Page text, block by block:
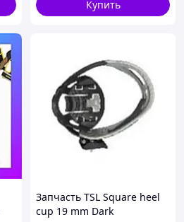
Купить
Запчасть TSL Square heel
cup 19 mm Dark